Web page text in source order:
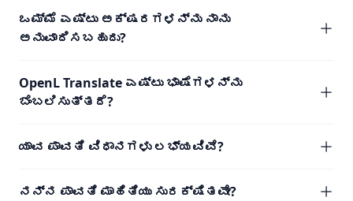
ಒಮ್ಮೆ ಎಷ್ಟು ಅಕ್ಷರಗಳನ್ನು ನಾನು
ಅನುವಾದಿಸಬಹುದು?
OpenL Translate ಎಷ್ಟು ಭಾಷೆಗಳನ್ನು
ಬೆಂಬಲಿಸುತ್ತದೆ?
ಯಾವ ಪಾವತಿ ವಿಧಾನಗಳು ಲಭ್ಯವಿವೆ?
ನನ್ನ ಪಾವತಿ ಮಾಹಿತಿಯು ಸುರಕ್ಷಿತವೇ?